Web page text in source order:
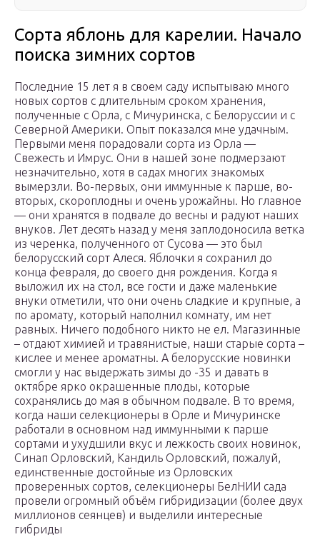
Сорта яблонь для карелии. Начало
поиска зимних сортов
Последние 15 лет я в своем саду испытываю много
новых сортов с длительным сроком хранения,
полученные с Орла, с Мичуринска, с Белоруссии и с
Северной Америки. Опыт показался мне удачным.
Первыми меня порадовали сорта из Орла —
Свежесть и Имрус. Они в нашей зоне подмерзают
незначительно, хотя в садах многих знакомых
вымерзли. Во-первых, они иммунные к парше, во-
вторых, скороплодны и очень урожайны. Но главное
— они хранятся в подвале до весны и радуют наших
внуков. Лет десять назад у меня заплодоносила ветка
из черенка, полученного от Сусова — это был
белорусский сорт Алеся. Яблочки я сохранил до
конца февраля, до своего дня рождения. Когда я
выложил их на стол, все гости и даже маленькие
внуки отметили, что они очень сладкие и крупные, а
по аромату, который наполнил комнату, им нет
равных. Ничего подобного никто не ел. Магазинные
– отдают химией и травянистые, наши старые сорта –
кислее и менее ароматны. А белорусские новинки
смогли у нас выдержать зимы до -35 и давать в
октябре ярко окрашенные плоды, которые
сохранялись до мая в обычном подвале. В то время,
когда наши селекционеры в Орле и Мичуринске
работали в основном над иммунными к парше
сортами и ухудшили вкус и лежкость своих новинок,
Синап Орловский, Кандиль Орловский, пожалуй,
единственные достойные из Орловских
проверенных сортов, селекционеры БелНИИ сада
провели огромный объём гибридизации (более двух
миллионов сеянцев) и выделили интересные
гибриды